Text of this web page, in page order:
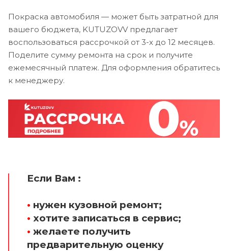
Покраска автомобиля — может быть затратной для
вашего бюджета, KUTUZOVV предлагает
воспользоваться рассрочкой от 3-х до 12 месяцев.
Поделите сумму ремонта на срок и получите
ежемесячный платеж. Для оформления обратитесь
к менеджеру.
Если Вам :
• нужен кузовной ремонт;
• хотите записаться в сервис;
• желаете получить
предварительную оценку